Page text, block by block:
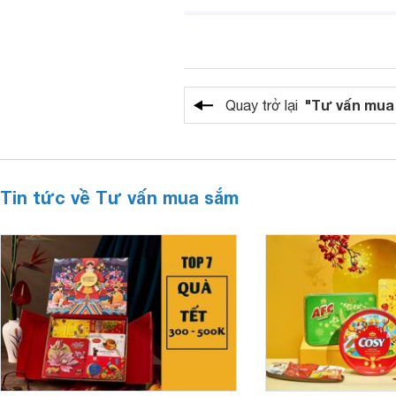
Quay trở lại "Tư vấn
Tin tức về Tư vấn mua sắm